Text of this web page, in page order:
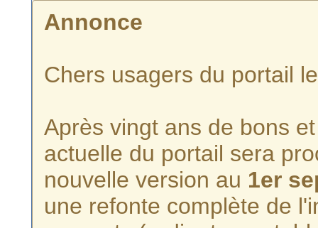
Annonce
Chers usagers du portail
Après vingt ans de bons
actuelle du portail sera
nouvelle version au 1er
une refonte complète de